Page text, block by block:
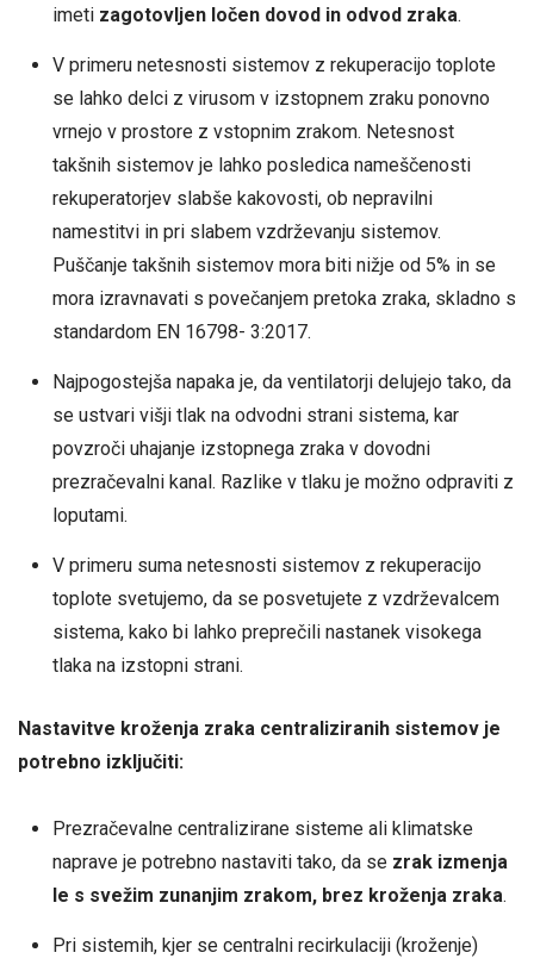
imeti zagotovljen ločen dovod in odvod zraka.
V primeru netesnosti sistemov z rekuperacijo toplote
se lahko delci z virusom v izstopnem zraku ponovno
vrnejo v prostore z vstopnim zrakom. Netesnost
takšnih sistemov je lahko posledica nameščenosti
rekuperatorjev slabše kakovosti, ob nepravilni
namestitvi in pri slabem vzdrževanju sistemov.
Puščanje takšnih sistemov mora biti nižje od 5% in se
mora izravnavati s povečanjem pretoka zraka, skladno s
standardom EN 16798- 3:2017.
Najpogostejša napaka je, da ventilatorji delujejo tako, da
se ustvari višji tlak na odvodni strani sistema, kar
povzroči uhajanje izstopnega zraka v dovodni
prezračevalni kanal. Razlike v tlaku je možno odpraviti z
loputami.
V primeru suma netesnosti sistemov z rekuperacijo
toplote svetujemo, da se posvetujete z vzdrževalcem
sistema, kako bi lahko preprečili nastanek visokega
tlaka na izstopni strani.
Nastavitve kroženja zraka centraliziranih sistemov je
potrebno izključiti:
Prezračevalne centralizirane sisteme ali klimatske
naprave je potrebno nastaviti tako, da se zrak izmenja
le s svežim zunanjim zrakom, brez kroženja zraka.
Pri sistemih, kjer se centralni recirkulaciji (kroženje)